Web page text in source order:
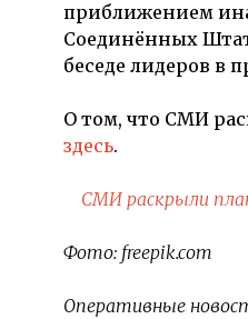
приближением
Соединённых
беседе лидеров в
О том, что СМИ
здесь.
СМИ раскрыли
Фото: freepik.com
Оперативные